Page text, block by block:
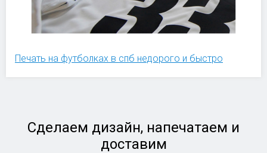
Печать на футболках в спб недорого и быстро
Сделаем дизайн, напечатаем и
доставим